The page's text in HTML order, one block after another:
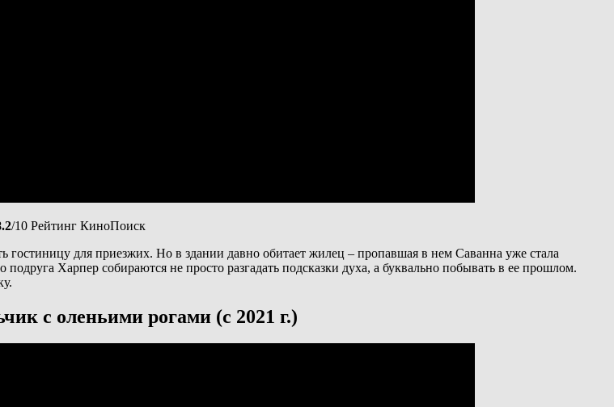
/10 Рейтинг КиноПоиск
гостиницу для приезжих. Но в здании давно обитает жилец – пропавшая в нем Саванна уже стала
Харпер собираются не просто разгадать подсказки духа, а буквально побывать в ее прошлом.
с оленьими рогами (с 2021 г.)